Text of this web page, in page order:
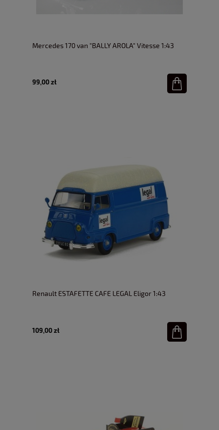
Mercedes 170 van "BALLY AROLA" Vitesse 1:43
99,00 zł
Renault ESTAFETTE CAFE LEGAL Eligor 1:43
109,00 zł